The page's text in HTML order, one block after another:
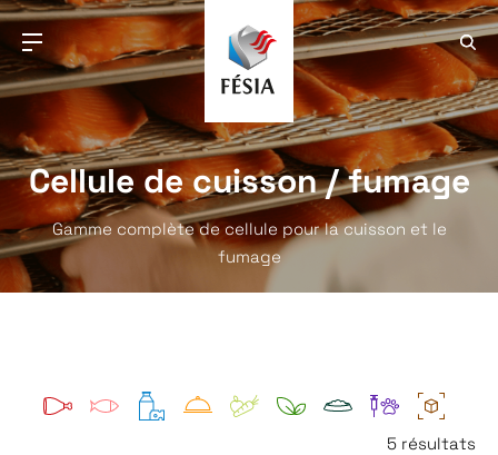
Cellule de cuisson / fumage
Gamme complète de cellule pour la cuisson et le
fumage
5 résultats